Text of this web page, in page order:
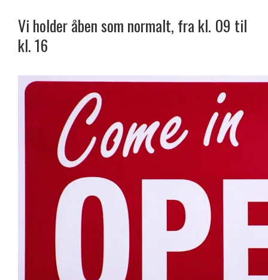
Vi holder åben som normalt, fra kl. 09 til
kl. 16